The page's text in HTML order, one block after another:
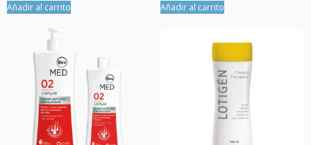
Añadir al carrito Añadir al carrito